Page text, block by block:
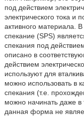
под действием
электрического тока и
активного материала.
спекание (SPS)
спекания под
описано в
действием
используют для
можно использовать в
спекания (т.е.
можно начинать даже
данная форма не